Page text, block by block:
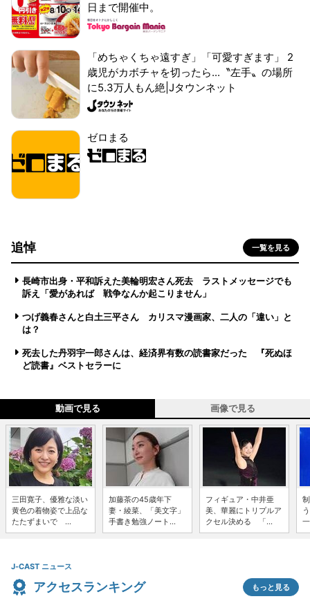
日まで開催中。
「めちゃくちゃ遠すぎ」「可愛すぎます」 2
歳児がカボチャを切ったら...〝左手〟の場所
に5.3万人もん絶|Jタウンネット
ゼロまる
追悼 一覧を見る
長崎市出身・平和訴えた美輪明宏さん死去 ラストメッセージでも
訴え「愛があれば 戦争なんか起こりません」
つげ義春さんと白土三平さん カリスマ漫画家、二人の「違い」と
は？
死去した丹羽宇一郎さんは、経済界有数の読書家だった 『死ぬほ
ど読書』ベストセラーに
動画で見る 画像で見る
三田寛子、優雅な淡い
黄色の着物姿で上品な
たたずまいで ...
加藤茶の45歳年下
妻・綾菜、「美文字」
手書き勉強ノート...
フィギュア・中井亜
美、華麗にトリプルア
クセル決める 「...
J-CAST ニュース
アクセスランキング もっと見る